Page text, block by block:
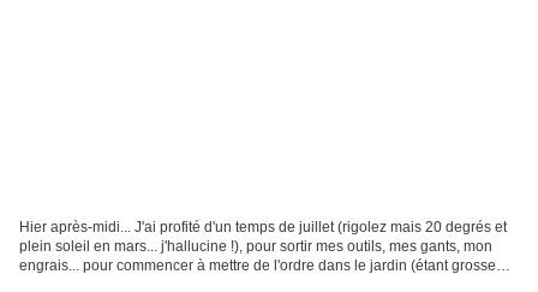
Hier après-midi... J'ai profité d'un temps de juillet (rigolez mais 20 degrés et
plein soleil en mars... j'hallucine !), pour sortir mes outils, mes gants, mon
engrais... pour commencer à mettre de l'ordre dans le jardin (étant grosse